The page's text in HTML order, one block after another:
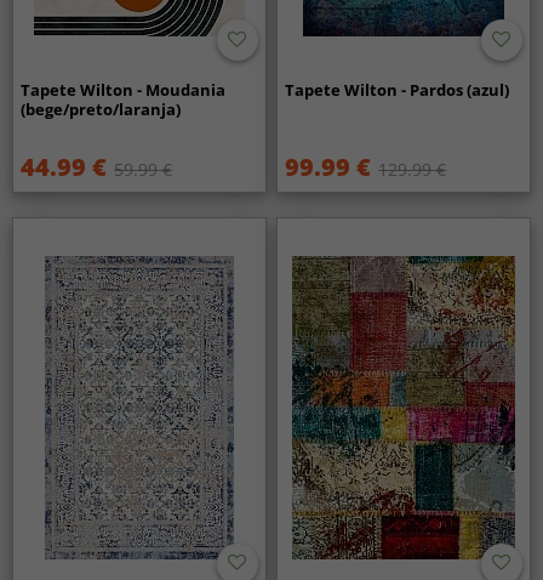
Tapete Wilton - Moudania
(bege/preto/laranja)
44.99 € 59.99 €
Tapete Wilton - Pardos (azul)
99.99 € 129.99 €